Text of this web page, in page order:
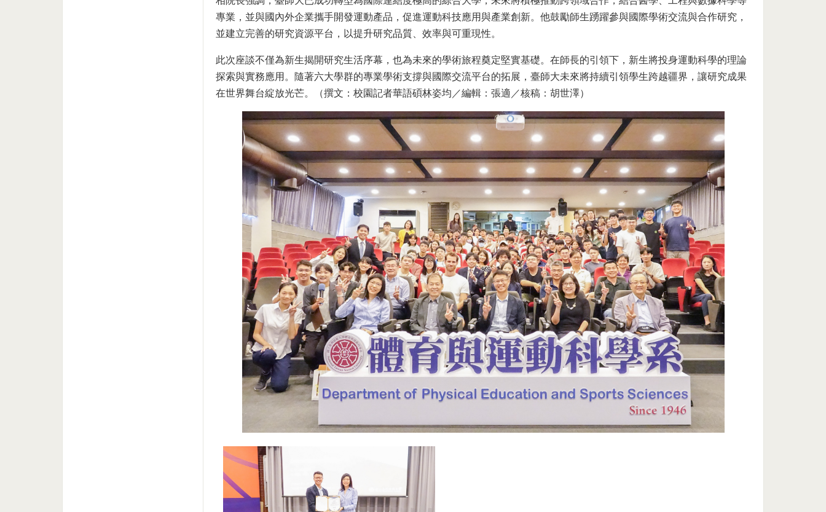
專業，並與國內外企業攜手開發運動產品，促進運動科技應用與產業創新。他鼓勵師生踴躍參與國際學術交流與合作研究，
並建立完善的研究資源平台，以提升研究品質、效率與可重現性。
此次座談不僅為新生揭開研究生活序幕，也為未來的學術旅程奠定堅實基礎。在師長的引領下，新生將投身運動科學的理論
探索與實務應用。隨著六大學群的專業學術支撐與國際交流平台的拓展，臺師大未來將持續引領學生跨越疆界，讓研究成果
在世界舞台綻放光芒。（撰文：校園記者華語碩林姿均／編輯：張適／核稿：胡世澤）